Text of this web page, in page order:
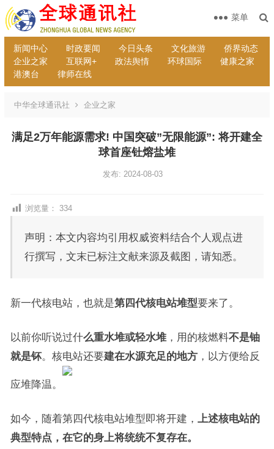
新闻中心 时政要闻 今日头条 文化旅游
侨界动态
企业之家
互联网+ 政法舆情 环球国际
健康之家
港澳台
律师在线
菜单
中华全球通讯社 企业之家
满足2万年能源需求! 中国突破”无限能源”: 将开建全
球首座钍熔盐堆
发布: 2024-08-03
浏览量： 334
声明：本文内容均引用权威资料结合个人观点进
行撰写，文末已标注文献来源及截图，请知悉。
新一代核电站，也就是第四代核电站堆型要来了。
以前你听说过什么重水堆或轻水堆，用的核燃料不是铀
就是钚。核电站还要建在水源充足的地方，以方便给反
应堆降温。
如今，随着第四代核电站堆型即将开建，
上述核电站的
典型特点，在它的身上将统统不复存在。